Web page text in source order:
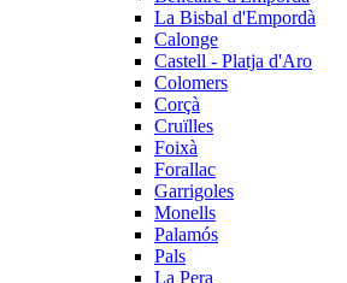
La Bisbal d'Empordà
Calonge
Castell - Platja d'Aro
Colomers
Corçà
Cruïlles
Foixà
Forallac
Garrigoles
Monells
Palamós
Pals
La Pera